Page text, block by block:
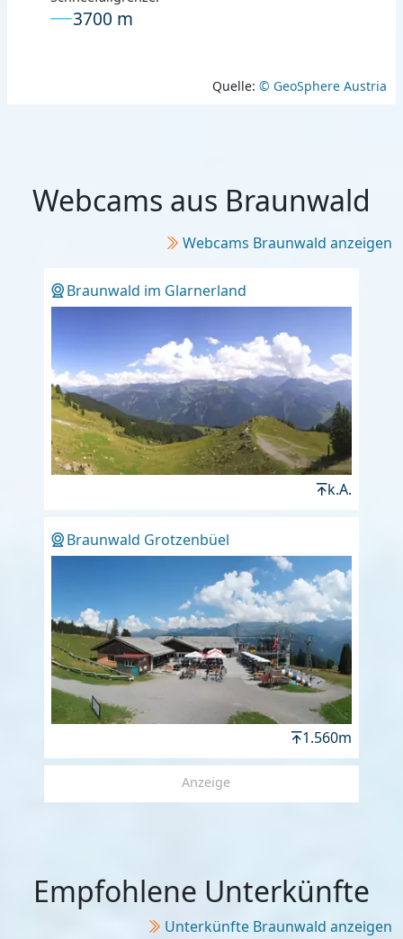
3700 m
Quelle: © GeoSphere Austria
Webcams aus Braunwald
Webcams Braunwald anzeigen
Braunwald im Glarnerland
k.A.
Braunwald Grotzenbüel
1.560m
Anzeige
Empfohlene Unterkünfte
Unterkünfte Braunwald anzeigen